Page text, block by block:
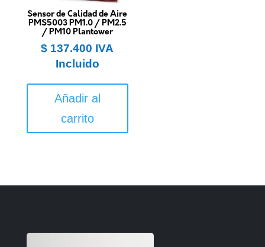
Sensor de Calidad de Aire
PMS5003 PM1.0 / PM2.5
/ PM10 Plantower
$ 137.400 IVA
Incluido
Añadir al
carrito